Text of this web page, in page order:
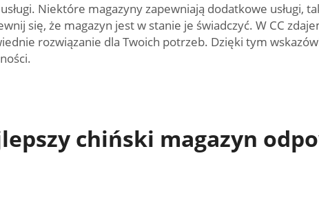
Niektóre magazyny zapewniają dodatkowe usługi,
się, że magazyn jest w stanie je świadczyć. W CC
rozwiązanie dla Twoich potrzeb. Dzięki tym
chiński magazyn